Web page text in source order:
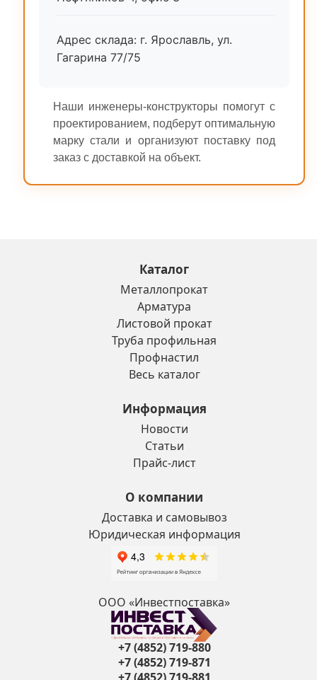
Адрес склада: г. Ярославль, ул.
Гагарина 77/75
Наши инженеры-конструкторы помогут с
проектированием, подберут оптимальную
марку стали и организуют поставку под
заказ с доставкой на объект.
Каталог
Металлопрокат
Арматура
Листовой прокат
Труба профильная
Профнастил
Весь каталог
Информация
Новости
Статьи
Прайс-лист
О компании
Доставка и самовывоз
Юридическая информация
ООО «Инвестпоставка»
+7 (4852) 719-880
+7 (4852) 719-871
+7 (4852) 719-881